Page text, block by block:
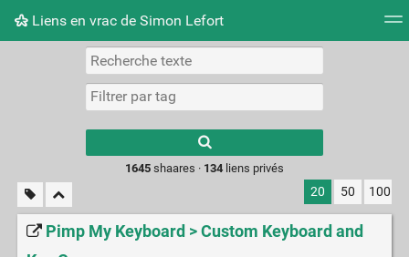
Liens en vrac de Simon Lefort
Nuage de tags Mur d'images
results.
1645shaares · 134liens privés
20 50 100
Pimp My Keyboard > Custom Keyboard and